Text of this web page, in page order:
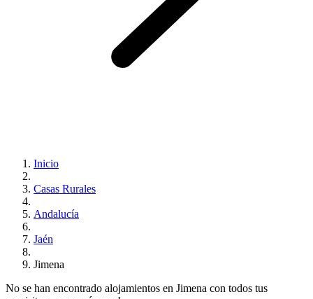
Inicio
Casas Rurales
Andalucía
Jaén
Jimena
No se han encontrado alojamientos en Jimena con todos tus